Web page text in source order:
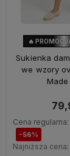
🔥
Sukienka
we wzory
Cena regularna:
-56%
Najniższa cena: